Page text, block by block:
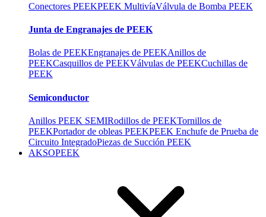
Conectores PEEKPEEK MultivíaVálvula de Bomba PEEK
Junta de Engranajes de PEEK
Bolas de PEEKEngranajes de PEEKAnillos de
PEEKCasquillos de PEEKVálvulas de PEEKCuchillas de
PEEK
Semiconductor
Anillos PEEK SEMIRodillos de PEEKTornillos de
PEEKPortador de obleas PEEKPEEK Enchufe de Prueba de
Circuito IntegradoPiezas de Succión PEEK
AKSOPEEK